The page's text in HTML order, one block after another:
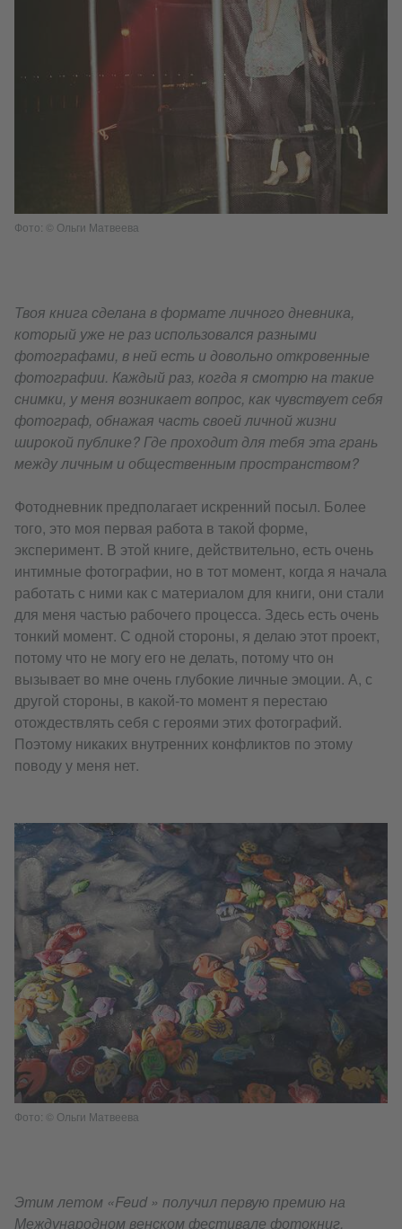
Фото: © Ольги Матвеева
Твоя книга сделана в формате личного дневника,
который уже не раз использовался разными
фотографами, в ней есть и довольно откровенные
фотографии. Каждый раз, когда я смотрю на такие
снимки, у меня возникает вопрос, как чувствует себя
фотограф, обнажая часть своей личной жизни
широкой публике? Где проходит для тебя эта грань
между личным и общественным пространством?
Фотодневник предполагает искренний посыл. Более
того, это моя первая работа в такой форме,
эксперимент. В этой книге, действительно, есть очень
интимные фотографии, но в тот момент, когда я начала
работать с ними как с материалом для книги, они стали
для меня частью рабочего процесса. Здесь есть очень
тонкий момент. С одной стороны, я делаю этот проект,
потому что не могу его не делать, потому что он
вызывает во мне очень глубокие личные эмоции. А, с
другой стороны, в какой-то момент я перестаю
отождествлять себя с героями этих фотографий.
Поэтому никаких внутренних конфликтов по этому
поводу у меня нет.
Фото: © Ольги Матвеева
Этим летом «Feud » получил первую премию на
Международном венском фестивале фотокниг.